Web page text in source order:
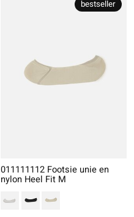
bestseller
011111112 Footsie unie en
nylon Heel Fit M